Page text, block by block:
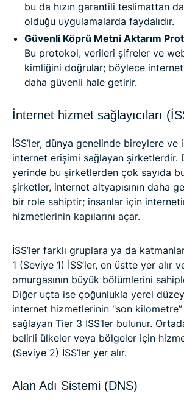
bu da hızın garantili teslimattan
olduğu uygulamalarda faydalıdır.
Güvenli Köprü Metni Aktarım
Bu protokol, verileri şifreler ve
kimliğini doğrular; böylece
daha güvenli hale getirir.
İnternet hizmet sağlayıcıları
İSS’ler, dünya genelinde bireylere ve
internet erişimi sağlayan şirketlerdir.
yerinde bu şirketlerden çok sayıda
şirketler, internet altyapısının daha
bir role sahiptir; insanlar için
hizmetlerinin kapılarını açar.
İSS’ler farklı gruplara ya da
1 (Seviye 1) İSS’ler, en üstte yer alır
omurgasının büyük bölümlerini
Diğer uçta ise çoğunlukla yerel
internet hizmetlerinin "son
sağlayan Tier 3 İSS’ler bulunur.
belirli ülkeler veya bölgeler için
(Seviye 2) İSS’ler yer alır.
Alan Adı Sistemi (DNS)